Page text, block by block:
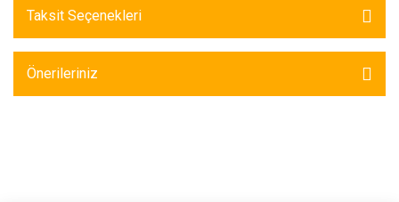
Taksit Seçenekleri
Önerileriniz